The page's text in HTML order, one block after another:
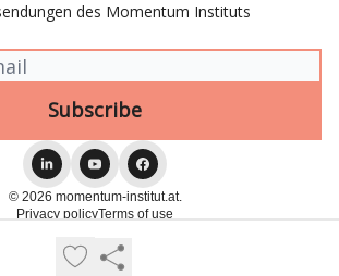
des Momentum Instituts
© 2026 momentum-institut.at.
Privacy policyTerms of use
Powered by beehiiv